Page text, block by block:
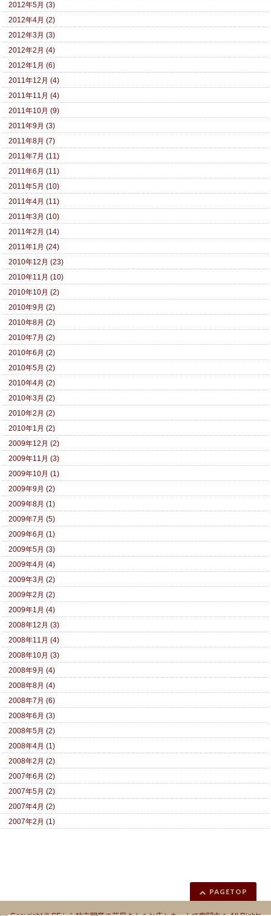
2012年5月 (3)
2012年4月 (2)
2012年3月 (3)
2012年2月 (4)
2012年1月 (6)
2011年12月 (4)
2011年11月 (4)
2011年10月 (9)
2011年9月 (3)
2011年8月 (7)
2011年7月 (11)
2011年6月 (11)
2011年5月 (10)
2011年4月 (11)
2011年3月 (10)
2011年2月 (14)
2011年1月 (24)
2010年12月 (23)
2010年11月 (10)
2010年10月 (2)
2010年9月 (2)
2010年8月 (2)
2010年7月 (2)
2010年6月 (2)
2010年5月 (2)
2010年4月 (2)
2010年3月 (2)
2010年2月 (2)
2010年1月 (2)
2009年12月 (2)
2009年11月 (3)
2009年10月 (1)
2009年9月 (2)
2009年8月 (1)
2009年7月 (5)
2009年6月 (1)
2009年5月 (3)
2009年4月 (4)
2009年3月 (2)
2009年2月 (2)
2009年1月 (4)
2008年12月 (3)
2008年11月 (4)
2008年10月 (3)
2008年9月 (4)
2008年8月 (4)
2008年7月 (6)
2008年6月 (3)
2008年5月 (2)
2008年4月 (1)
2008年2月 (2)
2007年6月 (2)
2007年5月 (2)
2007年4月 (2)
2007年2月 (1)
PAGETOP